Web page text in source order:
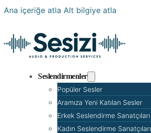
Ana içeriğe atla Alt bilgiye atla
Seslendirmenler
Popüler Sesler
Aramıza Yeni Katılan Sesler
Erkek Seslendirme Sanatçıları
Kadın Seslendirme Sanatçıları